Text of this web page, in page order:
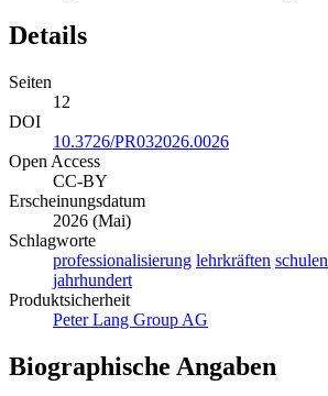
Details
Seiten
12
DOI
10.3726/PR032026.0026
Open Access
CC-BY
Erscheinungsdatum
2026 (Mai)
Schlagworte
professionalisierung lehrkräften schulen
jahrhundert
Produktsicherheit
Peter Lang Group AG
Biographische Angaben